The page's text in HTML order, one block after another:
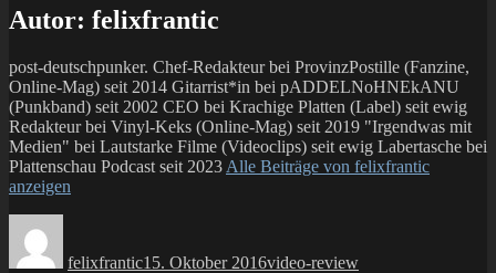
Autor: felixfrantic
post-deutschpunker. Chef-Redakteur bei ProvinzPostille (Fanzine,
Online-Mag) seit 2014 Gitarrist*in bei pADDELNoHNEkANU
(Punkband) seit 2002 CEO bei Krachige Platten (Label) seit ewig
Redakteur bei Vinyl-Keks (Online-Mag) seit 2019 "Irgendwas mit
Medien" bei Lautstarke Filme (Videoclips) seit ewig Labertasche bei
Plattenschau Podcast seit 2023 Alle Beiträge von felixfrantic
anzeigen
felixfrantic15. Oktober 2016video-review